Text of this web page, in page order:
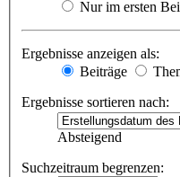
Nur im ersten
Ergebnisse anzeigen als:
Beiträge
Ergebnisse sortieren nach:
Absteigend
Suchzeitraum begrenzen: